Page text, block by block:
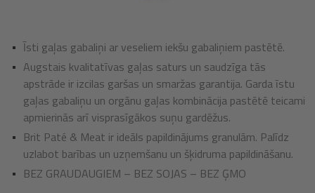
Īsti gaļas gabaliņi ar veseliem iekšu gabaliņiem pastētē.
Augstais kvalitatīvas gaļas saturs un saudzīga tās
apstrāde ir izcilas garšas un smaržas garantija. Garda īstu
gaļas gabaliņu un orgānu gaļas kombinācija pastētē teicami
apmierinās arī visprasīgākos suņu gardēžus.
Brit Paté & Meat ir ideāls papildinājums granulām. Palīdz
uzlabot barības un uzņemšanu un šķidruma papildināšanu.
BEZ GRAUDAUGIEM – BEZ SOJAS – BEZ ĢMO